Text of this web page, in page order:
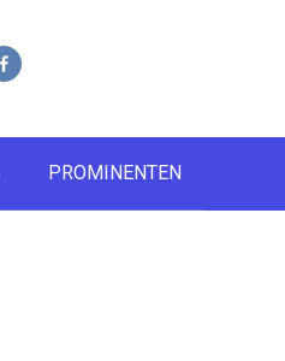
PROMINENTEN